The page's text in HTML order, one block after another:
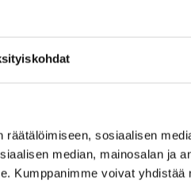
sosiaalisen
median, mainosalan ja
Kumppanimme voivat yhdistää
kasvatti Emma Heikura.
ja Tilda Hyvärinen.